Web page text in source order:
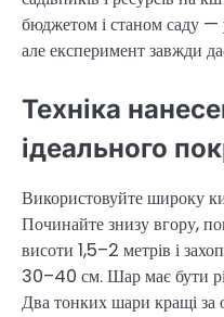
бюджетом і станом саду —
але експеримент завжди
Техніка
ідеального
Використовуйте широку
Починайте знизу вгору,
висоти 1,5–2 метрів і
30–40 см. Шар має бути
Два тонких шари кращі за